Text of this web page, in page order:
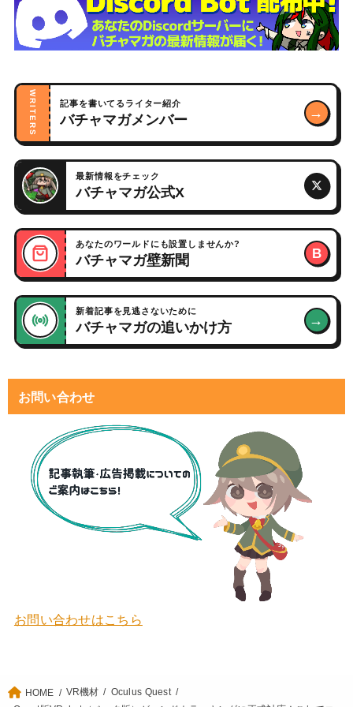
WRITERS 記事を書いてるライター紹介
バチャマガメンバー →
最新情報をチェック
バチャマガ公式X
あなたのワールドにも設置しませんか?
バチャマガ壁新聞 B
新着記事を見逃さないために
バチャマガの追いかけ方 →
お問い合わせ
お問い合わせはこちら
HOME VR機材
Oculus Quest